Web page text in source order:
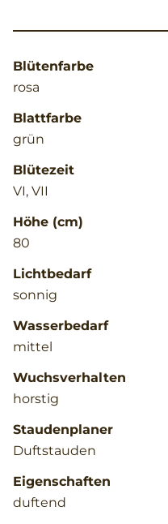
Blütenfarbe
rosa
Blattfarbe
grün
Blütezeit
VI, VII
Höhe (cm)
80
Lichtbedarf
sonnig
Wasserbedarf
mittel
Wuchsverhalten
horstig
Staudenplaner
Duftstauden
Eigenschaften
duftend